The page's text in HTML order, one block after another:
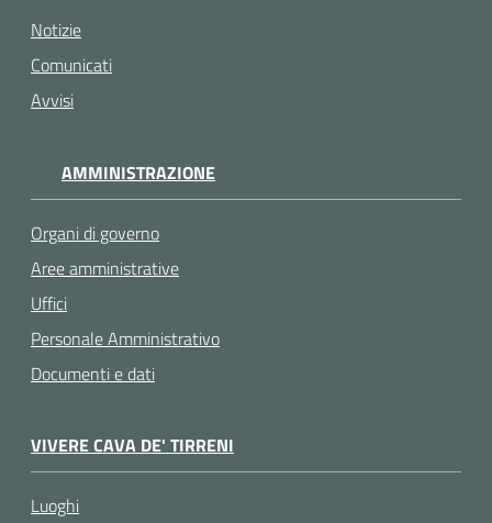
Notizie
Comunicati
Avvisi
AMMINISTRAZIONE
Organi di governo
Aree amministrative
Uffici
Personale Amministrativo
Documenti e dati
VIVERE CAVA DE' TIRRENI
Luoghi